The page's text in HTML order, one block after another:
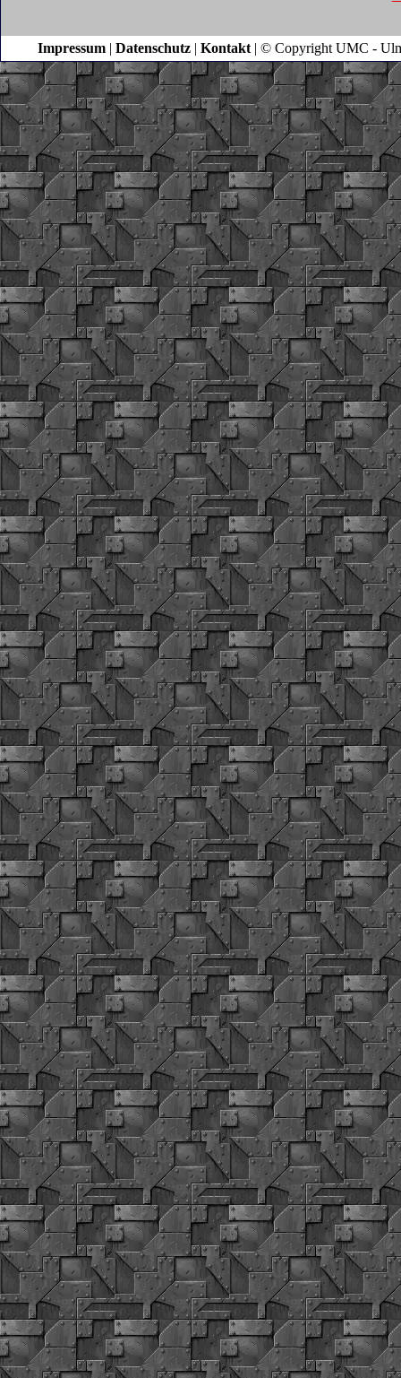
Impressum | Datenschutz | Kontakt | © Copyright UMC -